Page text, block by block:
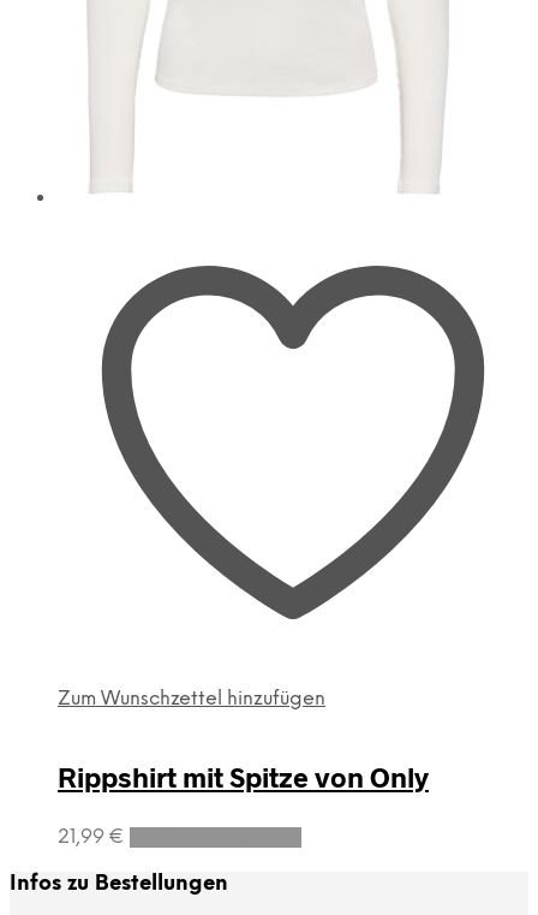
Zum Wunschzettel hinzufügen
Rippshirt mit Spitze von Only
21,99 €
Dieses
Infos zu Bestellungen